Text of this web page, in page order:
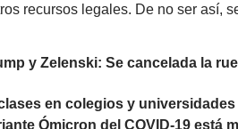
recursos legales. De no ser así,
y Zelenski: Se cancelada la
en colegios y universidades
Ómicron del COVID-19 está